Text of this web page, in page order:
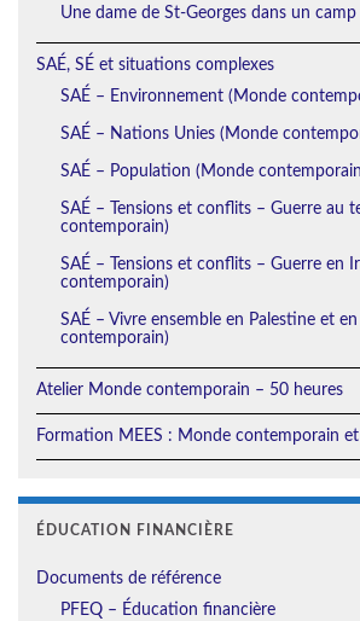
Une dame de St-Georges dans un
SAÉ, SÉ et situations complexes
SAÉ – Environnement (Monde
SAÉ – Nations Unies (Monde
SAÉ – Population (Monde
SAÉ – Tensions et conflits – Guerre au
contemporain)
SAÉ – Tensions et conflits – Guerre en
contemporain)
SAÉ – Vivre ensemble en Palestine et
contemporain)
Atelier Monde contemporain – 50 heures
Formation MEES : Monde contemporain
ÉDUCATION FINANCIÈRE
Documents de référence
PFEQ – Éducation financière